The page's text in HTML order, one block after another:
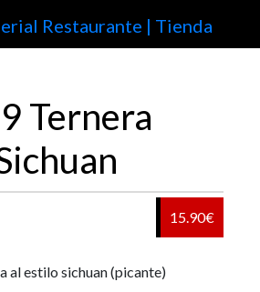
Ternera
15.90€
al estilo sichuan (picante)